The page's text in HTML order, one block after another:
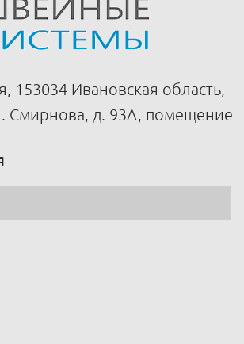
153034 Ивановская область,
Смирнова, д. 93А, помещение